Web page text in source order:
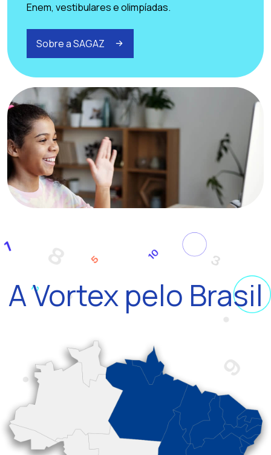
Enem, vestibulares e olimpíadas.
Sobre a SAGAZ
A Vortex pelo Brasil